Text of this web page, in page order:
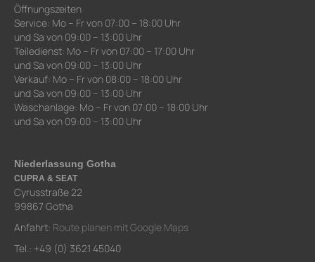
Öffnungszeiten
Service: Mo – Fr von 07:00 – 18:00 Uhr
und Sa von 09:00 – 13:00 Uhr
Teiledienst: Mo – Fr von 07:00 – 17:00 Uhr
und Sa von 09:00 – 13:00 Uhr
Verkauf: Mo – Fr von 08:00 – 18:00 Uhr
und Sa von 09:00 – 13:00 Uhr
Waschanlage: Mo – Fr von 07:00 – 18:00 Uhr
und Sa von 09:00 – 13:00 Uhr
Niederlassung Gotha
CUPRA & SEAT
Cyrusstraße 22
99867 Gotha
Anfahrt: Route planen mit Google Maps
Tel.: +49 (0) 3621 45040